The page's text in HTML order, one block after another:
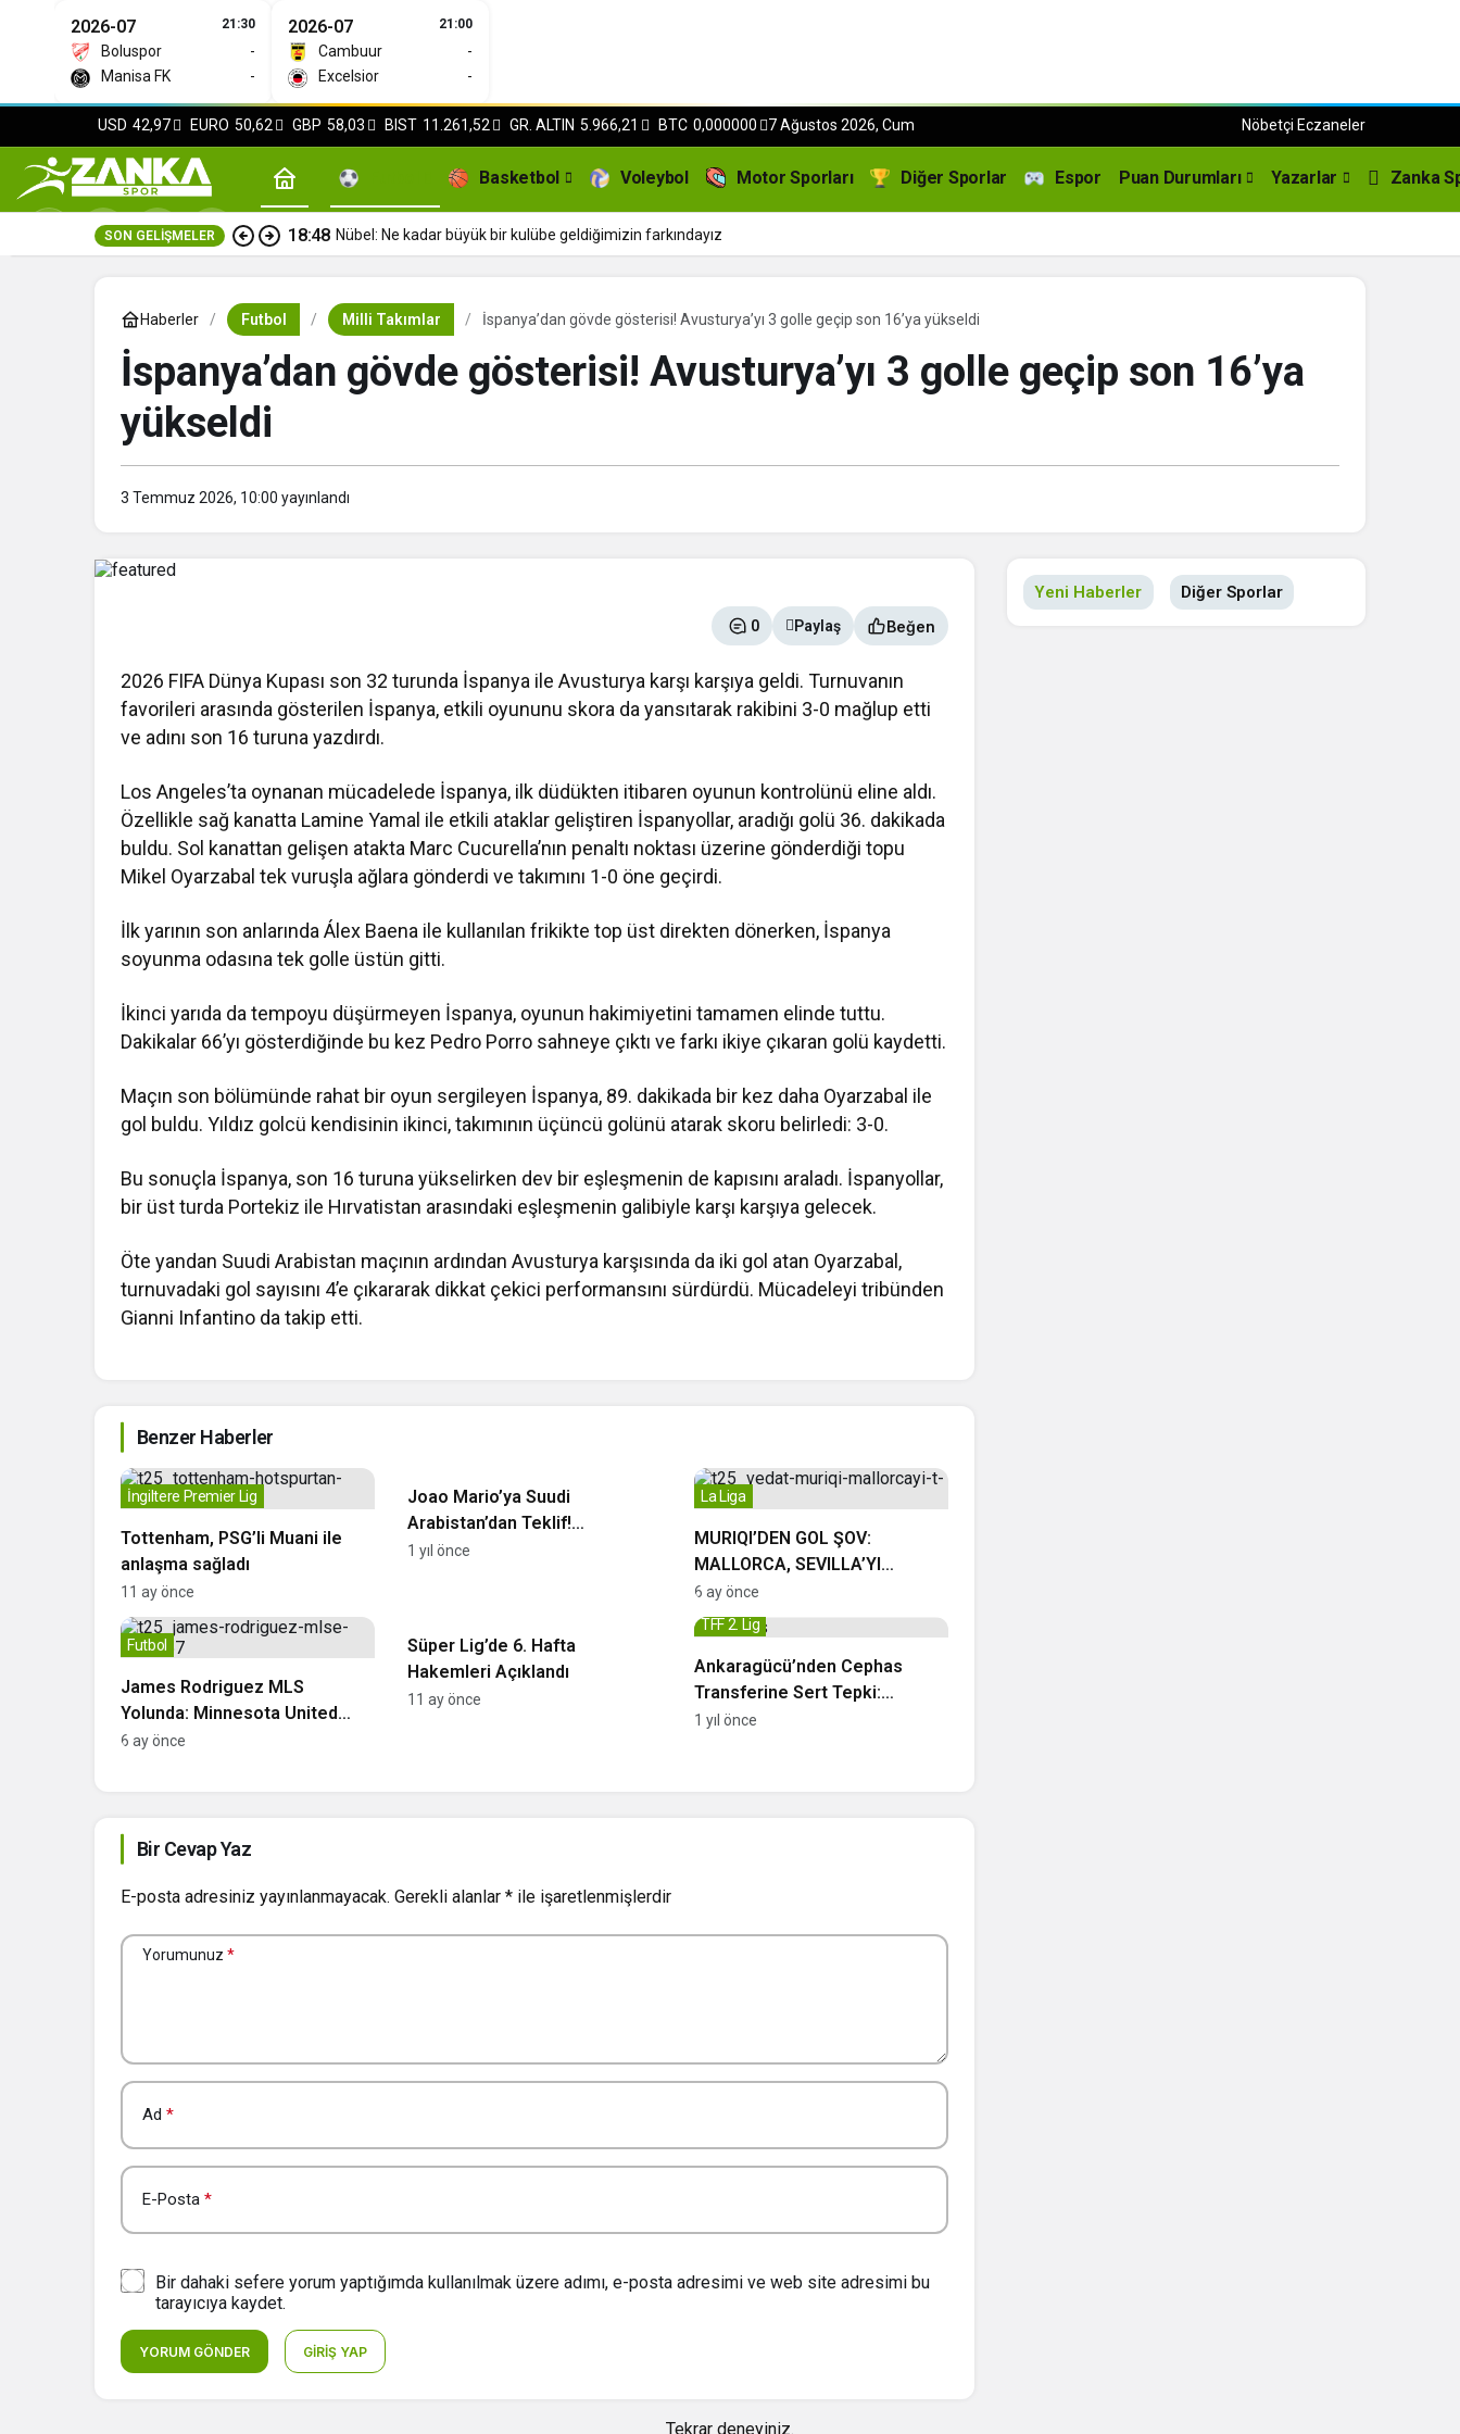
2026-07 21:30
Boluspor
-
Manisa FK
-
2026-07 21:00
Cambuur
-
Excelsior
-
USD 42,97 EURO 50,62 GBP 58,03 BIST 11.261,52 GR. ALTIN 5.966,21 BTC 0,000000 7 Ağustos 2026, Cum Nöbetçi Eczaneler
Basketbol Voleybol Motor Sporları Diğer Sporlar Espor Puan Durumları Yazarlar Zanka
SON GELIŞMELER 18:48 Nübel: Ne kadar büyük bir kulübe geldiğimizin farkındayız
Haberler Futbol Milli Takımlar İspanya’dan gövde gösterisi! Avusturya’yı 3 golle geçip son 16’ya yükseldi
İspanya’dan gövde gösterisi! Avusturya’yı 3 golle geçip son 16’ya
yükseldi
3 Temmuz 2026, 10:00 yayınlandı
0 Paylaş Beğen
2026 FIFA Dünya Kupası son 32 turunda İspanya ileAvusturya karşı karşıya geldi. Turnuvanın
favorileri arasında gösterilen İspanya, etkili oyununu skora da yansıtarak rakibini 3-0 mağlup etti
ve adını son 16 turuna yazdırdı.
Los Angeles’ta oynanan mücadelede İspanya, ilk düdükten itibaren oyunun kontrolünü eline aldı.
Özellikle sağ kanatta Lamine Yamal ile etkili ataklar geliştiren İspanyollar, aradığı golü 36. dakikada
buldu. Sol kanattan gelişen atakta Marc Cucurella’nın penaltı noktası üzerine gönderdiği topu
Mikel Oyarzabal tek vuruşla ağlara gönderdi ve takımını 1-0 öne geçirdi.
İlk yarının son anlarındaÁlex Baena ile kullanılan frikikte top üst direkten dönerken, İspanya
soyunma odasına tek golle üstün gitti.
İkinci yarıda da tempoyu düşürmeyen İspanya, oyunun hakimiyetini tamamen elinde tuttu.
Dakikalar 66’yı gösterdiğinde bu kez Pedro Porro sahneye çıktı ve farkı ikiye çıkaran golü kaydetti.
Maçın son bölümünde rahat bir oyun sergileyen İspanya, 89. dakikada bir kez daha Oyarzabal ile
gol buldu. Yıldız golcü kendisinin ikinci, takımının üçüncü golünü atarak skoru belirledi: 3-0.
Bu sonuçla İspanya, son 16 turuna yükselirken dev bir eşleşmenin de kapısını araladı. İspanyollar,
bir üst turda Portekiz ile Hırvatistan arasındaki eşleşmenin galibiyle karşı karşıya gelecek.
Öte yandan Suudi Arabistan maçının ardından Avusturya karşısında da iki gol atan Oyarzabal,
turnuvadaki gol sayısını 4’e çıkararak dikkat çekici performansını sürdürdü. Mücadeleyi tribünden
Gianni Infantino da takip etti.
Benzer Haberler
Tottenham, PSG’li Muani ile
anlaşma sağladı
İngiltere Premier Lig
11 ay önce
Joao Mario’ya Suudi
Arabistan’dan Teklif!
Beşiktaş’la Görüşmeler
1 yıl önce
MURIQI’DEN GOL ŞOV:
MALLORCA, SEVILLA’YI
DAĞITTI!
La Liga
6 ay önce
James Rodriguez MLS
Yolunda: Minnesota United
Transferi Bitirmek Üzere
Futbol
6 ay önce
Süper Lig’de 6. Hafta
Hakemleri Açıklandı
11 ay önce
Ankaragücü’nden Cephas
Transferine Sert Tepki:
“Onayımız Olmadan İmza Attı”
TFF 2. Lig
1 yıl önce
Bir Cevap Yaz
E-posta adresiniz yayınlanmayacak. Gerekli alanlar * ile işaretlenmişlerdir
Yorumunuz *
Ad *
E-Posta *
Bir dahaki sefere yorum yaptığımda kullanılmak üzere adımı, e-posta adresimi ve web site adresimi bu
tarayıcıya kaydet.
YORUM GÖNDER GIRIŞ YAP
Yeni Haberler Diğer Sporlar
Tekrar deneyiniz.